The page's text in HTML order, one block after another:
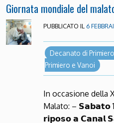
Giornata mondiale del
PUBBLICATO IL 6
Decanato di
Primiero e Vanoi
In occasione della
Malato: – 𝗦𝗮𝗯𝗮𝘁𝗼
𝗿𝗶𝗽𝗼𝘀𝗼 𝗮 𝗖𝗮𝗻𝗮𝗹